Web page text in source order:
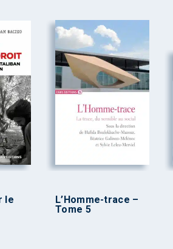
le
L’Homme-trace –
Tome 5